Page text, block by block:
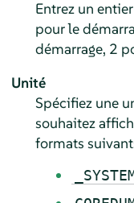
Entrez un
pour le
démarrage, 2
Unité
Spécifiez une
souhaitez
formats